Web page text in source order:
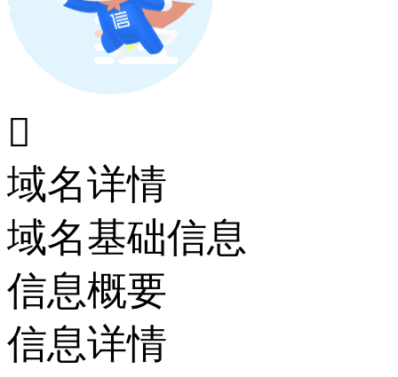

域名详情
域名基础信息
信息概要
信息详情